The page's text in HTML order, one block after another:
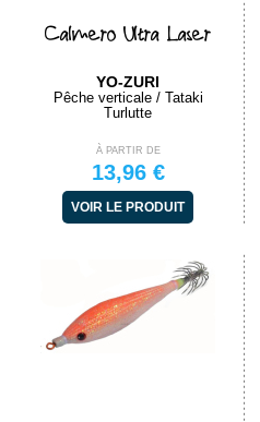
Calmero Ultra Laser
YO-ZURI
Pêche verticale / Tataki
Turlutte
À PARTIR DE
13,96 €
VOIR LE PRODUIT